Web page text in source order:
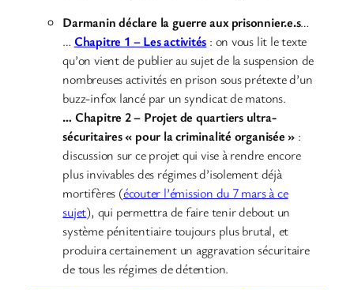
Darmanin déclare la guerre aux prisonnier.e.s…
… Chapitre 1 – Les activités : on vous lit le texte
qu’on vient de publier au sujet de la suspension de
nombreuses activités en prison sous prétexte d’un
buzz-infox lancé par un syndicat de matons.
… Chapitre 2 – Projet de quartiers ultra-
sécuritaires « pour la criminalité organisée » :
discussion sur ce projet qui vise à rendre encore
plus invivables des régimes d’isolement déjà
mortifères (écouter l’émission du 7 mars à ce
sujet), qui permettra de faire tenir debout un
système pénitentiaire toujours plus brutal, et
produira certainement un aggravation sécuritaire
de tous les régimes de détention.